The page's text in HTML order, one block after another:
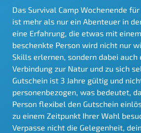
Das Survival Camp Wochenende
ist mehr als nur ein Abenteuer in
eine Erfahrung, die etwas mit
beschenkte Person wird nicht nur
Skills erlernen, sondern dabei auch
Verbindung zur Natur und zu sich
Gutschein ist 3 Jahre gültig und
personenbezogen, was bedeutet,
Person flexibel den Gutschein
zu einem Zeitpunkt Ihrer Wahl
Verpasse nicht die Gelegenheit,